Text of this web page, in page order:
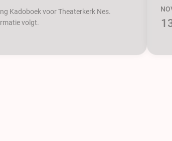
Kadoboek voor Theaterkerk Nes.
volgt.